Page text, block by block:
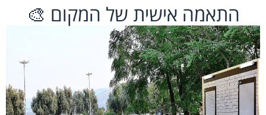
התאמה אישית של המקום 🎨